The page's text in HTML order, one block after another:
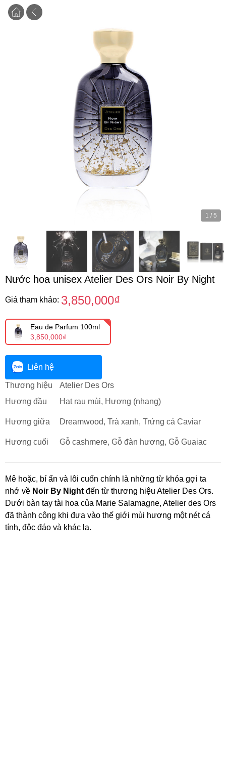
1 / 5
Nước hoa unisex Atelier Des Ors Noir By Night
Giá tham khảo: 3,850,000₫
Eau de Parfum 100ml
3,850,000₫
Liên hệ
Thương hiệu
Atelier Des Ors
Hương đầu
Hạt rau mùi, Hương (nhang)
Hương giữa Dreamwood, Trà xanh, Trứng cá Caviar
Hương cuối Gỗ cashmere, Gỗ đàn hương, Gỗ Guaiac
Mê hoặc, bí ẩn và lôi cuốn chính là những từ khóa gợi ta
nhớ về Noir By Night đến từ thương hiệu Atelier Des Ors.
Dưới bàn tay tài hoa của Marie Salamagne, Atelier des Ors
đã thành công khi đưa vào thế giới mùi hương một nét cá
tính, độc đáo và khác lạ.